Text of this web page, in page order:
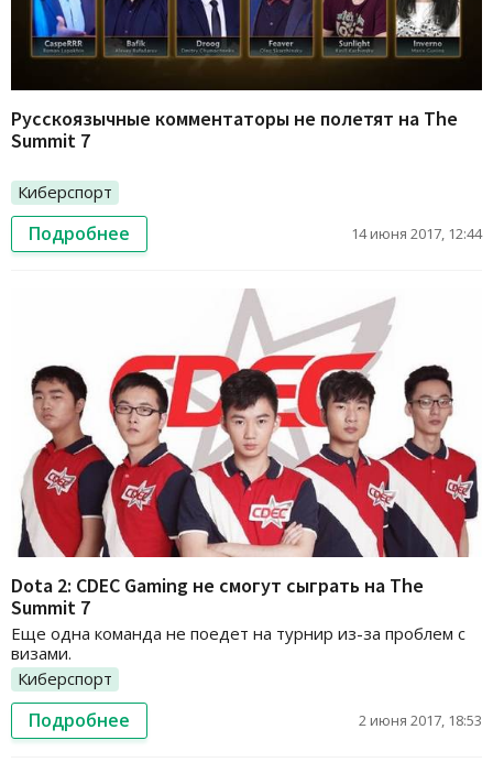
Русскоязычные комментаторы не полетят на The
Summit 7
Киберспорт
Подробнее 14 июня 2017, 12:44
Dota 2: CDEC Gaming не смогут сыграть на The
Summit 7
Еще одна команда не поедет на турнир из-за проблем с
визами.
Киберспорт
Подробнее 2 июня 2017, 18:53